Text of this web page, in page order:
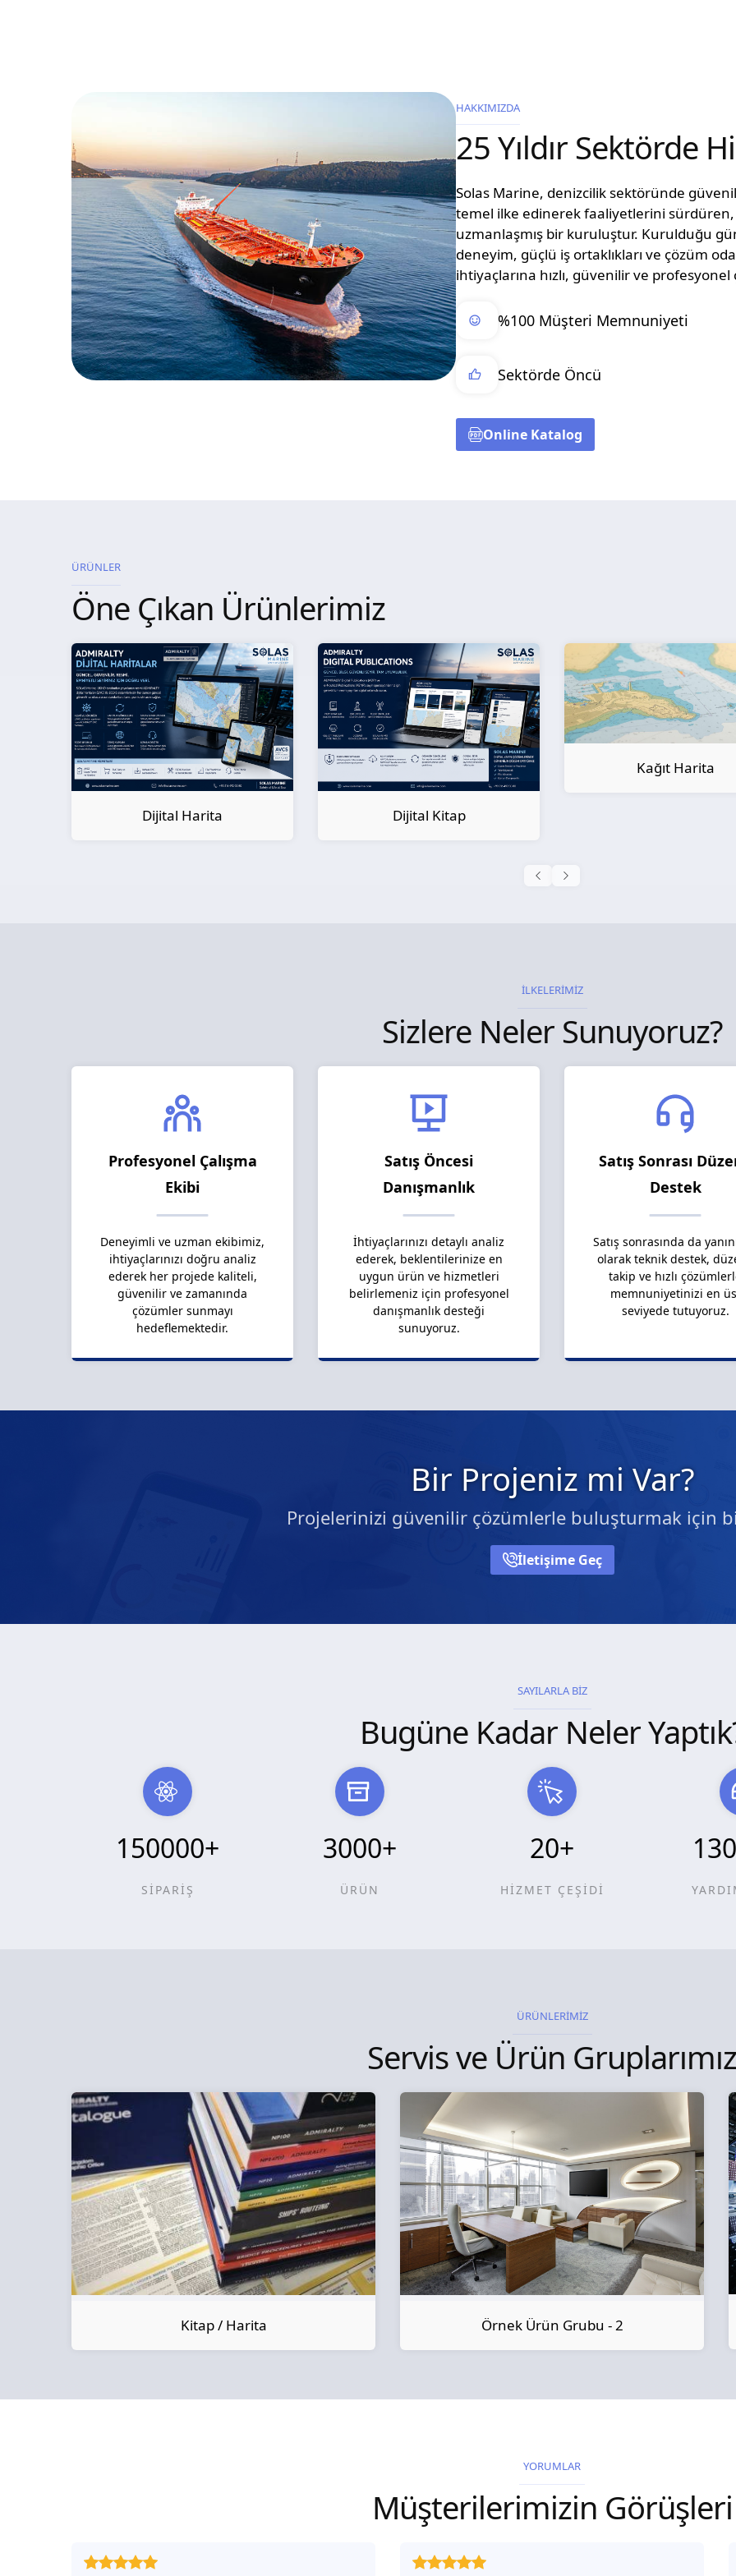
HAKKIMIZDA
25 Yıldır Sektörde
Solas Marine, denizcilik sektöründe
temel ilke edinerek faaliyetlerini
uzmanlaşmış bir kuruluştur. Kurulduğu
deneyim, güçlü iş ortaklıkları ve çözüm
ihtiyaçlarına hızlı, güvenilir ve
%100 Müşteri Memnuniyeti
Sektörde Öncü
Online Katalog
ÜRÜNLER
Öne Çıkan Ürünlerimiz
Dijital Kitap
Kağıt Harita
İLKELERİMİZ
Sizlere Neler Sunuyoruz?
Profesyonel Çalışma
Ekibi
Deneyimli ve uzman ekibimiz,
ihtiyaçlarınızı doğru analiz
ederek her projede kaliteli,
güvenilir ve zamanında
çözümler sunmayı
hedeflemektedir.
Satış Öncesi
Danışmanlık
İhtiyaçlarınızı detaylı analiz
ederek, beklentilerinize en
uygun ürün ve hizmetleri
belirlemeniz için profesyonel
danışmanlık desteği
sunuyoruz.
Satış Sonrası
Destek
Satış sonrasında da
olarak teknik destek,
takip ve hızlı
memnuniyetinizi en
seviyede tutuyoruz.
Bir Projeniz mi Var?
Projelerinizi güvenilir çözümlerle buluşturmak için
İletişime Geç
SAYILARLA BİZ
Bugüne Kadar Neler
150000+
SİPARİŞ
3000+
ÜRÜN
20+
HİZMET ÇEŞİDİ
ÜRÜNLERİMİZ
Servis ve Ürün Gruplarımız
Kitap / Harita Örnek Ürün Grubu - 2
YORUMLAR
Müşterilerimizin Görüşleri